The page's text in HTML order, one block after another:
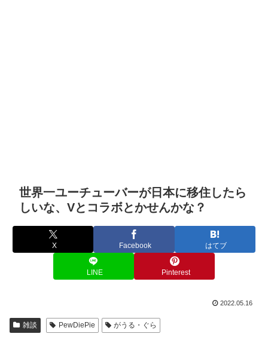
世界一ユーチューバーが日本に移住したら
しいな、Vとコラボとかせんかな？
X Facebook はてブ
LINE Pinterest
2022.05.16
雑談 PewDiePie がうる・ぐら